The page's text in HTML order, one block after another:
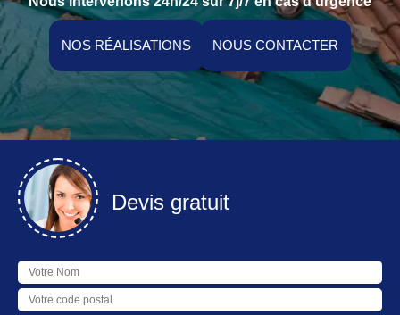
NOS RÉALISATIONS NOUS CONTACTER
Devis gratuit